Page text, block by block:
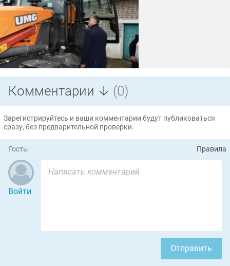
Комментарии ↓ (0)
Зарегистрируйтесь и ваши комментарии будут публиковаться
сразу, без предварительной проверки.
Гость: Правила
Войти
Отправить